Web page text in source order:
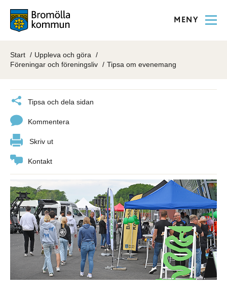
MENY
Start
Uppleva och göra
Föreningar och föreningsliv
Tipsa om evenemang
Tipsa och dela sidan
Kommentera
Skriv ut
Kontakt